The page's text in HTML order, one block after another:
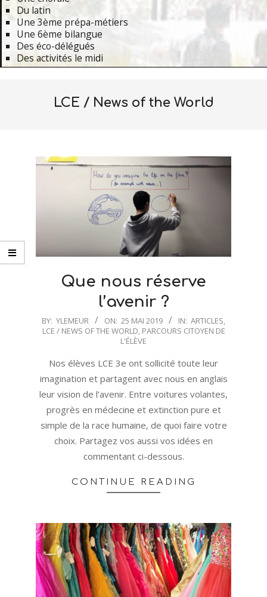
Du latin
Une 3ème prépa-métiers
Une 6ème bilangue
Des éco-délégués
Des activités le midi
LCE / News of the World
Que nous réserve
l’avenir ?
2019-
05-
BY: YLEMEUR ON: 25 MAI 2019 IN: ARTICLES,
LCE / NEWS OF THE WORLD, PARCOURS CITOYEN DE
L'ÉLÈVE
Nos élèves LCE 3e ont sollicité toute leur
imagination et partagent avec nous en anglais
leur vision de l’avenir. Entre voitures volantes,
progrès en médecine et extinction pure et
simple de la race humaine, de quoi faire votre
choix. Partagez vos aussi vos idées en
commentant ci-dessous.
CONTINUE READING